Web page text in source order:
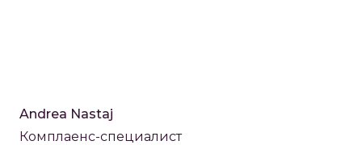
Andrea Nastaj
Комплаенс-специалист